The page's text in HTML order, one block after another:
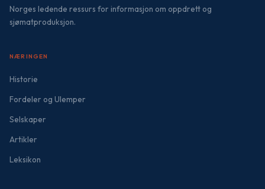
Norges ledende ressurs for informasjon om oppdrett og
sjømatproduksjon.
NÆRINGEN
Historie
Fordeler og Ulemper
Selskaper
Artikler
Leksikon